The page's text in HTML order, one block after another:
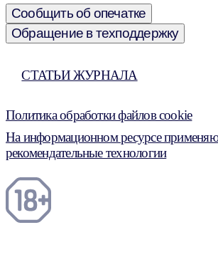
Сообщить об опечатке
Обращение в техподдержку
СТАТЬИ ЖУРНАЛА
Политика обработки файлов cookie
На информационном ресурсе
рекомендательные технологии